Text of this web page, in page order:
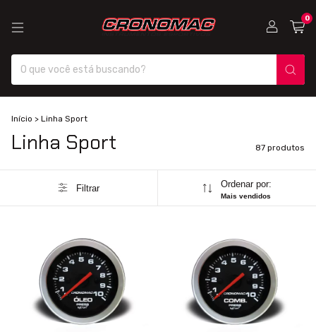
0
Início > Linha Sport
Linha Sport 87 produtos
Filtrar Ordenar por:
Mais vendidos